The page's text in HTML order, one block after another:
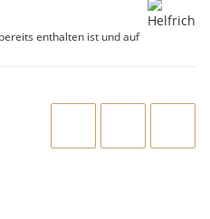
enthalten ist und auf